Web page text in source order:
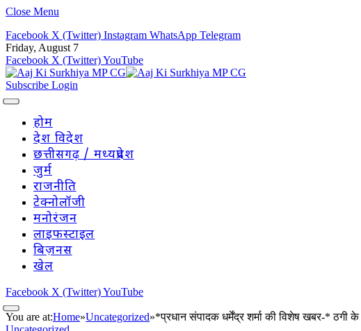
Close Menu
Facebook X (Twitter) Instagram WhatsApp Telegram
Friday, August 7
Facebook X (Twitter)YouTube
Subscribe Login
होम
देश विदेश
छत्तीसगढ़ / मध्यप्रदेश
जुर्म
राजनीति
टेक्नोलॉजी
मनोरंजन
लाइफस्टाइल
बिज़नस
खेल
Facebook X (Twitter)YouTube
You are at:Home»Uncategorized»*प्रधान संपादक धर्मेंद्र शर्मा की विशेष खबर-* ठगी